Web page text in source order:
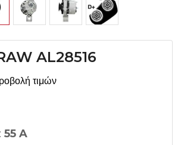
AL28516
τιμών
55 A